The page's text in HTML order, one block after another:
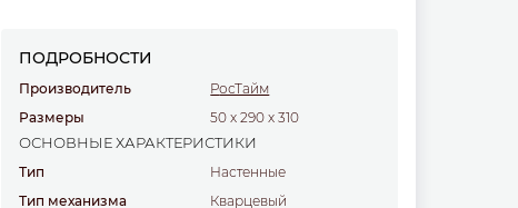
ПОДРОБНОСТИ
Производитель
РосТайм
Размеры
50 x290 x310
ОСНОВНЫЕ ХАРАКТЕРИСТИКИ
Тип
настенные
Тип механизма
Кварцевый